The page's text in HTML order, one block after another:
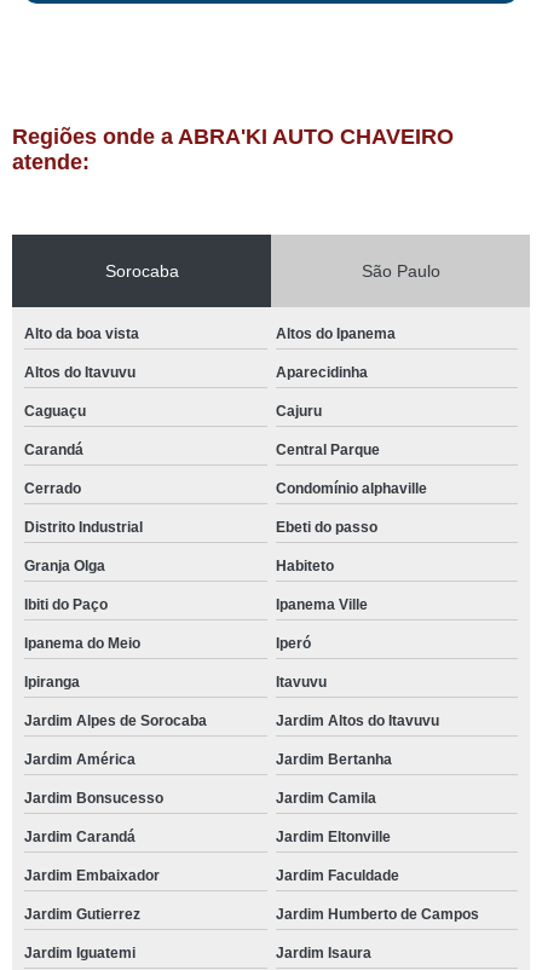
Regiões onde a ABRA'KI AUTO CHAVEIRO
atende:
Sorocaba São Paulo
Alto da boa vista Altos do Ipanema
Altos do Itavuvu Aparecidinha
Caguaçu Cajuru
Carandá Central Parque
Cerrado Condomínio alphaville
Distrito Industrial Ebeti do passo
Granja Olga Habiteto
Ibiti do Paço Ipanema Ville
Ipanema do Meio Iperó
Ipiranga Itavuvu
Jardim Alpes de Sorocaba Jardim Altos do Itavuvu
Jardim América Jardim Bertanha
Jardim Bonsucesso Jardim Camila
Jardim Carandá Jardim Eltonville
Jardim Embaixador Jardim Faculdade
Jardim Gutierrez Jardim Humberto de Campos
Jardim Iguatemi Jardim Isaura